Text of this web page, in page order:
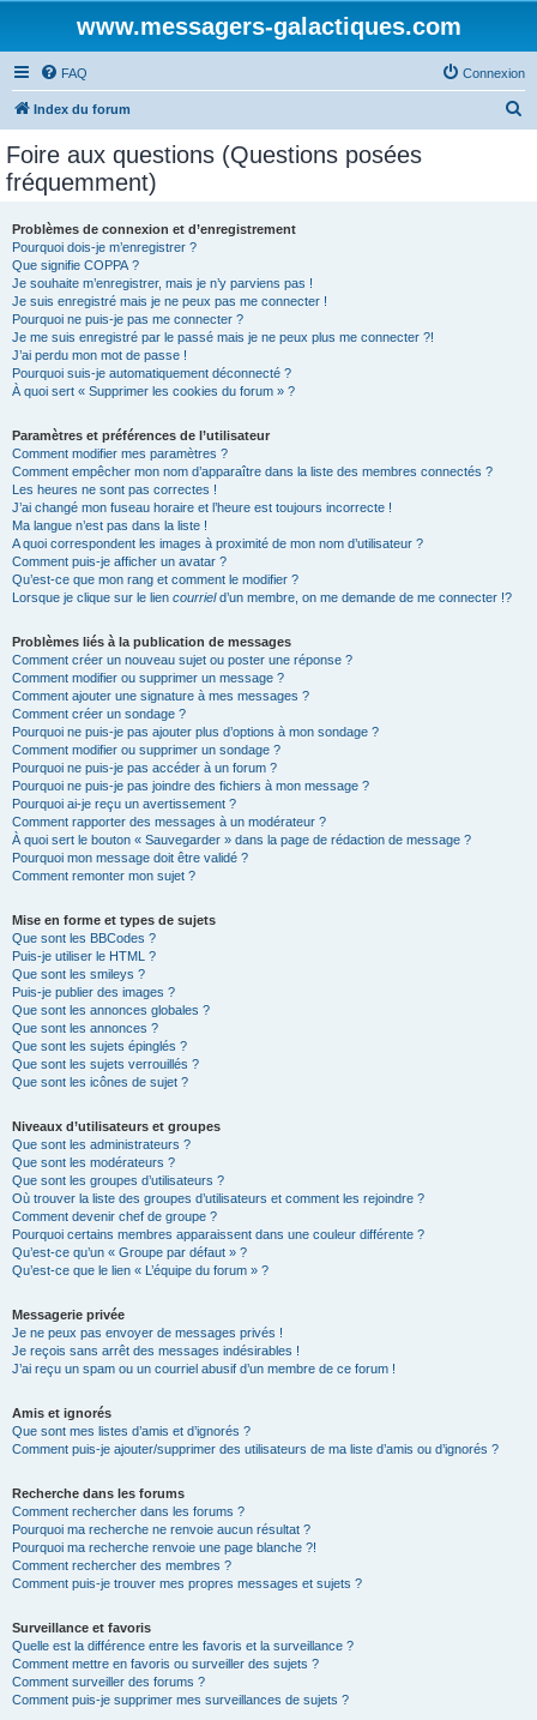
www.messagers-galactiques.com
FAQ Connexion
Index du forum
Foire aux questions (Questions posées
fréquemment)
Problèmes de connexion et d’enregistrement
Pourquoi dois-je m’enregistrer ?
Que signifie COPPA ?
Je souhaite m’enregistrer, mais je n’y parviens pas !
Je suis enregistré mais je ne peux pas me connecter !
Pourquoi ne puis-je pas me connecter ?
Je me suis enregistré par le passé mais je ne peux plus me connecter ?!
J’ai perdu mon mot de passe !
Pourquoi suis-je automatiquement déconnecté ?
À quoi sert « Supprimer les cookies du forum » ?
Paramètres et préférences de l’utilisateur
Comment modifier mes paramètres ?
Comment empêcher mon nom d’apparaître dans la liste des membres connectés ?
Les heures ne sont pas correctes !
J’ai changé mon fuseau horaire et l’heure est toujours incorrecte !
Ma langue n’est pas dans la liste !
A quoi correspondent les images à proximité de mon nom d’utilisateur ?
Comment puis-je afficher un avatar ?
Qu’est-ce que mon rang et comment le modifier ?
Lorsque je clique sur le lien courrield’un membre, on me demande de me connecter !?
Problèmes liés à la publication de messages
Comment créer un nouveau sujet ou poster une réponse ?
Comment modifier ou supprimer un message ?
Comment ajouter une signature à mes messages ?
Comment créer un sondage ?
Pourquoi ne puis-je pas ajouter plus d’options à mon sondage ?
Comment modifier ou supprimer un sondage ?
Pourquoi ne puis-je pas accéder à un forum ?
Pourquoi ne puis-je pas joindre des fichiers à mon message ?
Pourquoi ai-je reçu un avertissement ?
Comment rapporter des messages à un modérateur ?
À quoi sert le bouton « Sauvegarder » dans la page de rédaction de message ?
Pourquoi mon message doit être validé ?
Comment remonter mon sujet ?
Mise en forme et types de sujets
Que sont les BBCodes ?
Puis-je utiliser le HTML ?
Que sont les smileys ?
Puis-je publier des images ?
Que sont les annonces globales ?
Que sont les annonces ?
Que sont les sujets épinglés ?
Que sont les sujets verrouillés ?
Que sont les icônes de sujet ?
Niveaux d’utilisateurs et groupes
Que sont les administrateurs ?
Que sont les modérateurs ?
Que sont les groupes d’utilisateurs ?
Où trouver la liste des groupes d’utilisateurs et comment les rejoindre ?
Comment devenir chef de groupe ?
Pourquoi certains membres apparaissent dans une couleur différente ?
Qu’est-ce qu’un « Groupe par défaut » ?
Qu’est-ce que le lien « L’équipe du forum » ?
Messagerie privée
Je ne peux pas envoyer de messages privés !
Je reçois sans arrêt des messages indésirables !
J’ai reçu un spam ou un courriel abusif d’un membre de ce forum !
Amis et ignorés
Que sont mes listes d’amis et d’ignorés ?
Comment puis-je ajouter/supprimer des utilisateurs de ma liste d’amis ou d’ignorés ?
Recherche dans les forums
Comment rechercher dans les forums ?
Pourquoi ma recherche ne renvoie aucun résultat ?
Pourquoi ma recherche renvoie une page blanche ?!
Comment rechercher des membres ?
Comment puis-je trouver mes propres messages et sujets ?
Surveillance et favoris
Quelle est la différence entre les favoris et la surveillance ?
Comment mettre en favoris ou surveiller des sujets ?
Comment surveiller des forums ?
Comment puis-je supprimer mes surveillances de sujets ?